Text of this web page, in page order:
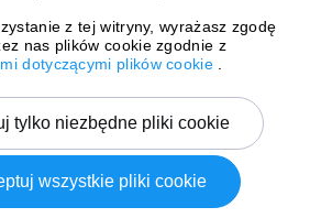
Wysyłki z
Wszelkie prawa zastrzeżone.
z tej witryny, wyrażasz zgodę
nas plików cookie zgodnie z
dotyczącymi plików cookie
tylko niezbędne pliki cookie
wszystkie pliki cookie